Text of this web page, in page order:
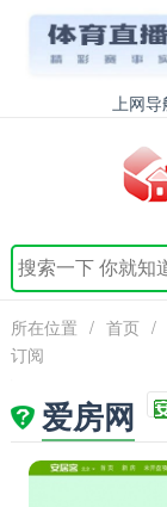
上网
所在位置 / 首页 /
订阅
爱房网